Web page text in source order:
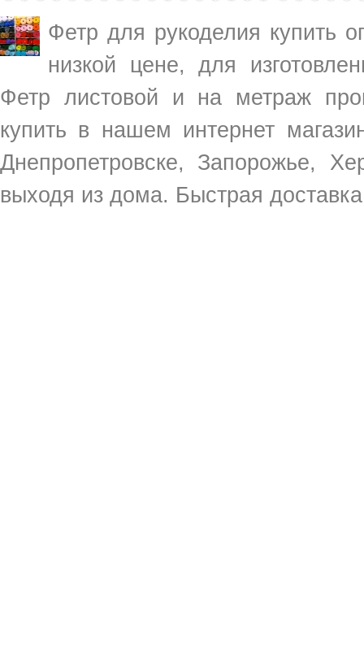
Фетр для рукоделия купить
низкой цене, для
Фетр листовой и на метраж
купить в нашем интернет
Днепропетровске, Запорожье,
выходя из дома. Быстрая